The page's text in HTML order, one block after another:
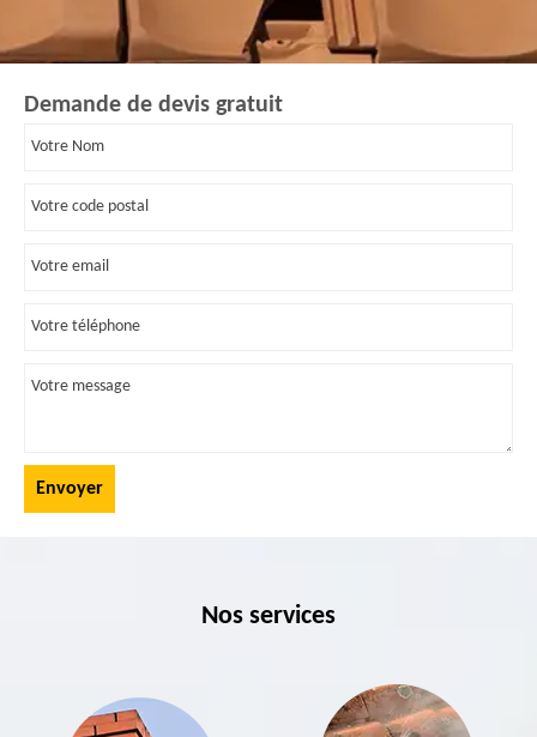
Demande de devis gratuit
Nos services